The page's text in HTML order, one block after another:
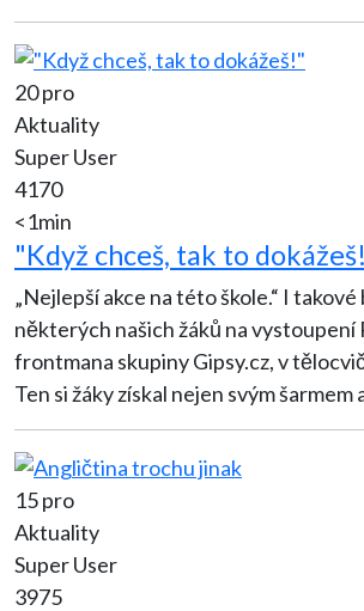
20 pro
Aktuality
Super User
4170
<1min
"Když chceš, tak to
„Nejlepší akce na této škole.“ I
některých našich žáků na vystoupení
frontmana skupiny Gipsy.cz, v
Ten si žáky získal nejen svým šarmem
15 pro
Aktuality
Super User
3975